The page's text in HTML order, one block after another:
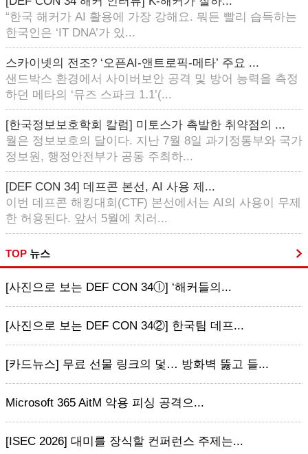
“한국 해커가 AI 활용에 가장 강해요. 뭐든 빨리 습득하는
한국인은 ‘IT DNA’가 있...
스카이넷의 전조? ‘오픈AI-앤트로픽-메타’ 주요 ...
샌드박스 환경에서 사이버보안 공격 및 방어 능력을 측정
하던 메타의 ‘뮤즈 스파크 1.1’(...
[한국정보보호학회 칼럼] 미토스가 촉발한 취약점의 ...
월은 정보보호의 달이다. 지난 7월 8일 과기정통부와 국가
정보원, 행정안전부가 공동 주최하...
[DEF CON 34] 데프콘 본선, AI 사용 제...
이번 데프콘 해킹대회(CTF) 본선에서는 AI의 사용이 무제
한 허용된다. 앞서 5월에 치러...
TOP 뉴스
[사진으로 보는 DEF CON 34ⓛ] ‘해커들의...
[사진으로 보는 DEF CON 34②] 한국팀 데프...
[카드뉴스] 무료 선물 링크의 덫… 방화벽 뚫고 들...
Microsoft 365 AitM 악용 피싱 공격으...
[ISEC 2026] 대미를 장식할 컨퍼런스 주제는...